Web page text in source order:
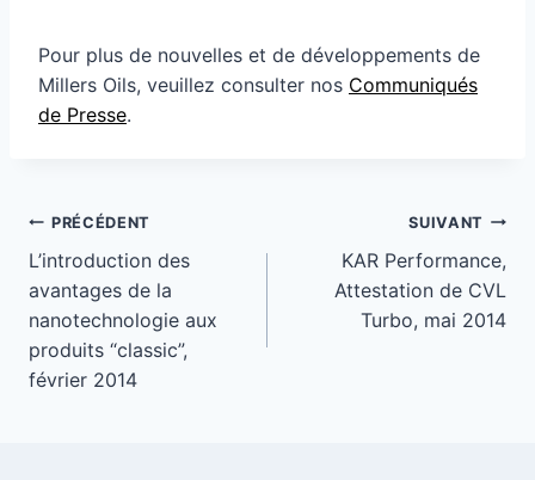
Pour plus de nouvelles et de développements de
Millers Oils, veuillez consulter nos Communiqués
de Presse.
Navigation
de
l’article
PRÉCÉDENT
L’introduction des
avantages de la
nanotechnologie aux
produits “classic”,
février 2014
SUIVANT
KAR Performance,
Attestation de CVL
Turbo, mai 2014